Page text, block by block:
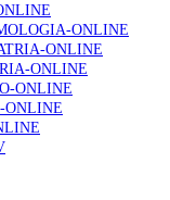
de rastreio do
e representam um
para os sistemas de
em cada dez
ONLINE
ONLINE
ONLINE
ONLINE
ONLINE